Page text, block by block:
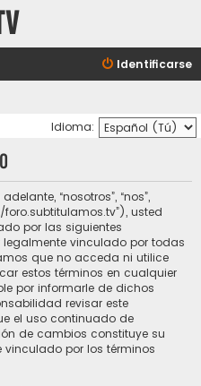
Identificarse
Idioma:
“nosotros”, “nos”,
foro.subtitulamos.tv”), usted
por las siguientes
vinculado por todas
que no acceda ni utilice
estos términos en cualquier
por informarle de dichos
revisar este
el uso continuado de
de cambios constituye su
por los términos